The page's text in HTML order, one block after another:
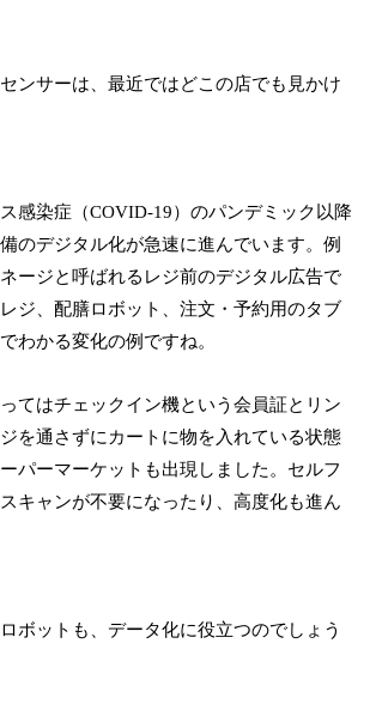
ンサーは、最近ではどこの店でも見かけ
感染症（COVID-19）のパンデミック以降
のデジタル化が急速に進んでいます。例
ージと呼ばれるレジ前のデジタル広告で
ジ、配膳ロボット、注文・予約用のタブ
わかる変化の例ですね。
てはチェックイン機という会員証とリン
を通さずにカートに物を入れている状態
パーマーケットも出現しました。セルフ
キャンが不要になったり、高度化も進ん
ボットも、データ化に役立つのでしょう